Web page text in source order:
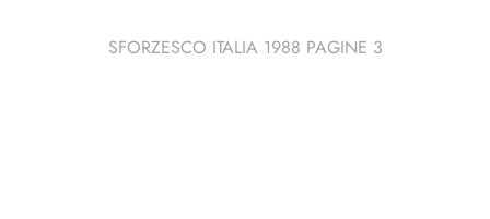
SFORZESCO ITALIA 1988 PAGINE 3